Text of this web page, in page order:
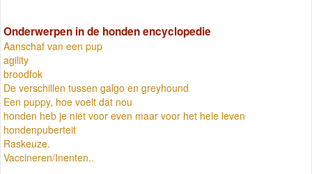
Onderwerpen in de honden encyclopedie
Aanschaf van een pup
agility
broodfok
De verschillen tussen galgo en greyhound
Een puppy, hoe voelt dat nou
honden heb je niet voor even maar voor het hele leven
hondenpuberteit
Raskeuze.
Vaccineren/Inenten..